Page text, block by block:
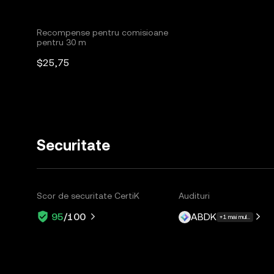
Recompense pentru comisioane
pentru 30 m
$25,75
Securitate
Scor de securitate CertiK
95/100
Audituri
ABDK +1 mai multe